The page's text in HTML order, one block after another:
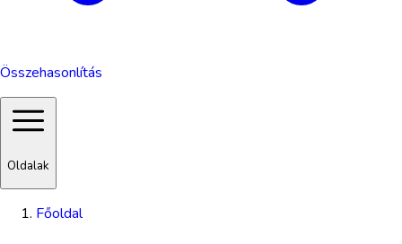
Összehasonlítás
Oldalak
Főoldal